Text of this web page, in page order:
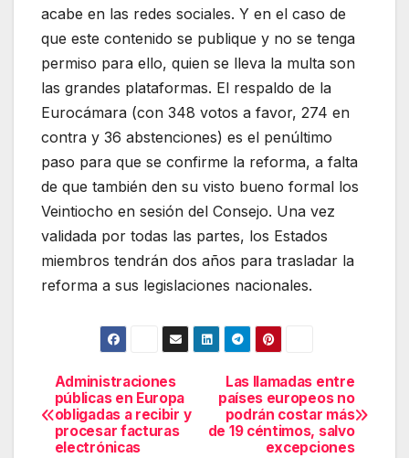
acabe en las redes sociales. Y en el caso de
que este contenido se publique y no se tenga
permiso para ello, quien se lleva la multa son
las grandes plataformas. El respaldo de la
Eurocámara (con 348 votos a favor, 274 en
contra y 36 abstenciones) es el penúltimo
paso para que se confirme la reforma, a falta
de que también den su visto bueno formal los
Veintiocho en sesión del Consejo. Una vez
validada por todas las partes, los Estados
miembros tendrán dos años para trasladar la
reforma a sus legislaciones nacionales.
Navegación
de
Las llamadas entre
países europeos no
podrán costar más
de 19 céntimos, salvo
excepciones
Administraciones
públicas en Europa
obligadas a recibir y
procesar facturas
electrónicas